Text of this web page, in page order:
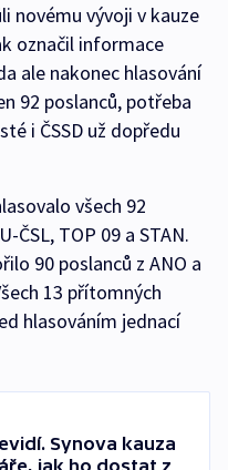
novému vývoji v kauze
označil informace
ale nakonec hlasování
92 poslanců, potřeba
i ČSSD už dopředu
všech 92
ČSL, TOP 09 a STAN.
90 poslanců z ANO a
13 přítomných
hlasováním jednací
Synova kauza
jak ho dostat z